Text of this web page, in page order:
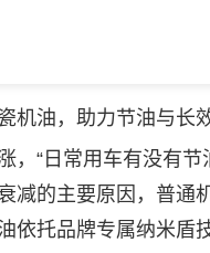
机油，助力节油与长
“日常用车有没有节
减的主要原因，普通
依托品牌专属纳米盾